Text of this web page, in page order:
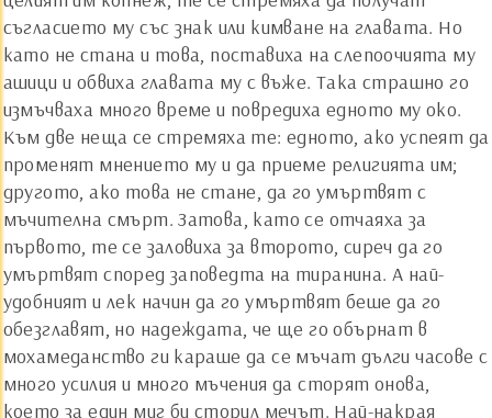
съгласието му със знак или кимване на главата. Но
като не стана и това, поставиха на слепоочията му
ашици и обвиха главата му с въже. Така страшно го
измъчваха много време и повредиха едното му око.
Към две неща се стремяха те: едното, ако успеят да
променят мнението му и да приеме религията им;
другото, ако това не стане, да го умъртвят с
мъчителна смърт. Затова, като се отчаяха за
първото, те се заловиха за второто, сиреч да го
умъртвят според заповедта на тиранина. А най-
удобният и лек начин да го умъртвят беше да го
обезглавят, но надеждата, че ще го обърнат в
мохамеданство ги караше да се мъчат дълги часове с
много усилия и много мъчения да сторят онова,
което за един миг би сторил мечът. Най-накрая